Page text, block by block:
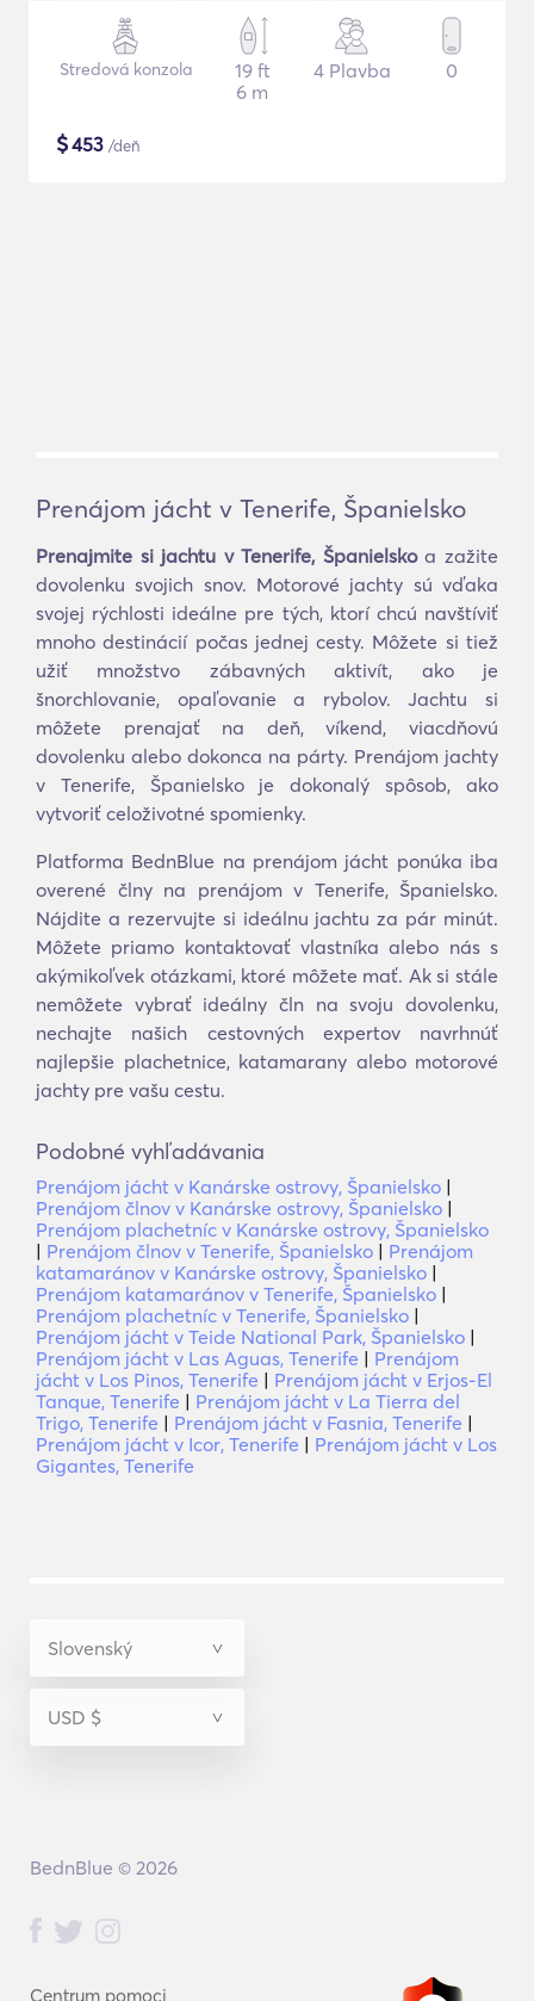
Stredová konzola
19 ft
6 m
4 Plavba 0
$453 /deň
Prenájom jácht v Tenerife, Španielsko
Prenajmite si jachtu v Tenerife, Španielskoa zažite
dovolenku svojich snov. Motorové jachty sú vďaka
svojej rýchlosti ideálne pre tých, ktorí chcú navštíviť
mnoho destinácií počas jednej cesty. Môžete si tiež
užiť množstvo zábavných aktivít, ako je
šnorchlovanie, opaľovanie a rybolov. Jachtu si
môžete prenajať na deň, víkend, viacdňovú
dovolenku alebo dokonca na párty. Prenájom jachty
v Tenerife, Španielsko je dokonalý spôsob, ako
vytvoriť celoživotné spomienky.
Platforma BednBlue na prenájom jácht ponúka iba
overené člny na prenájom v Tenerife, Španielsko.
Nájdite a rezervujte si ideálnu jachtu za pár minút.
Môžete priamo kontaktovať vlastníka alebo nás s
akýmikoľvek otázkami, ktoré môžete mať. Ak si stále
nemôžete vybrať ideálny čln na svoju dovolenku,
nechajte našich cestovných expertov navrhnúť
najlepšie plachetnice, katamarany alebo motorové
jachty pre vašu cestu.
Podobné vyhľadávania
Prenájom jácht v Kanárske ostrovy, Španielsko |
Prenájom člnov v Kanárske ostrovy, Španielsko |
Prenájom plachetníc v Kanárske ostrovy, Španielsko
| Prenájom člnov v Tenerife, Španielsko | Prenájom
katamaránov v Kanárske ostrovy, Španielsko |
Prenájom katamaránov v Tenerife, Španielsko |
Prenájom plachetníc v Tenerife, Španielsko |
Prenájom jácht v Teide National Park, Španielsko |
Prenájom jácht v Las Aguas, Tenerife | Prenájom
jácht v Los Pinos, Tenerife | Prenájom jácht v Erjos-El
Tanque, Tenerife | Prenájom jácht v La Tierra del
Trigo, Tenerife | Prenájom jácht v Fasnia, Tenerife |
Prenájom jácht v Icor, Tenerife | Prenájom jácht v Los
Gigantes, Tenerife
Centrum pomoci
BednBlue © 2026